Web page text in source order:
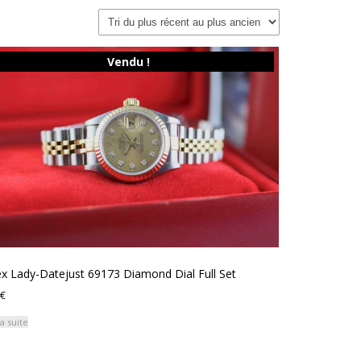
Vendu !
Lady-Datejust 69173 Diamond Dial Full Set
€
suite